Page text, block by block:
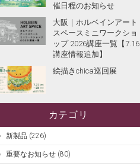
催日程のお知らせ
大阪｜ホルベインアート
スペースミニワークショ
ップ 2026講座一覧【7.16
講座情報追加】
絵描きchica巡回展
カテゴリ
新製品 (226)
重要なお知らせ (80)